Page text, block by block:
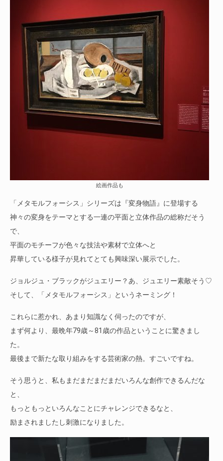
絵画作品も
「メタモルフォーシス」シリーズは『変身物語』に登場する
神々の変身をテーマとする一連の平面と立体作品の総称だそう
で、
平面のモチーフが色々な技法や素材で立体へと
昇華している様子が見れてとても興味深い展示でした。
ジョルジュ・ブラックがジュエリー？あ、ジュエリー素敵そう♡
そして、「メタモルフォーシス」というネーミング！
これらに惹かれ、あまり知識なく伺ったのですが、
まず何より、最晩年79歳～81歳の作品ということに驚きまし
た。
最後まで新たな取り組みをする芸術家の熱。すごいですね。
そう思うと、私もまだまだまだまだいろんな創作できるんだな
と、
もっともっといろんなことにチャレンジできるなと、
励まされましたし刺激になりました。